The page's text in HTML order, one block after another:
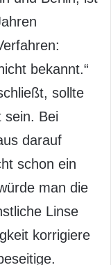
bekannt.“
sollte
sein. Bei
darauf
schon ein
man die
Linse
korrigiere